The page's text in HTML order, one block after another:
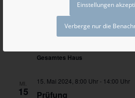
Einstellungen
Verberge nur die
14. Mai 2024, 8:00 Uhr-14:00 Uhr
Gesamtes Haus
MI.
15 Prüfung
15. Mai 2024, 8:00 Uhr- 14:00 Uhr